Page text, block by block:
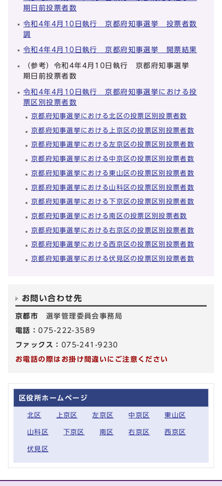
期日前投票者数
令和4年4月10日執行 京都府知事選挙 投票者数
調
令和4年4月10日執行 京都府知事選挙 開票結果
（参考）令和4年4月10日執行 京都府知事選挙
期日前投票者数
令和4年4月10日執行 京都府知事選挙における投
票区別投票者数
京都府知事選挙における北区の投票区別投票者数
京都府知事選挙における上京区の投票区別投票者数
京都府知事選挙における左京区の投票区別投票者数
京都府知事選挙における中京区の投票区別投票者数
京都府知事選挙における東山区の投票区別投票者数
京都府知事選挙における山科区の投票区別投票者数
京都府知事選挙における下京区の投票区別投票者数
京都府知事選挙における南区の投票区別投票者数
京都府知事選挙における右京区の投票区別投票者数
京都府知事選挙における西京区の投票区別投票者数
京都府知事選挙における伏見区の投票区別投票者数
お問い合わせ先
京都市 選挙管理委員会事務局
電話：075-222-3589
ファックス： 075-241-9230
お電話の際はお掛け間違いにご注意ください
区役所ホームページ
北区 上京区 左京区 中京区 東山区
山科区 下京区 南区 右京区 西京区
伏見区